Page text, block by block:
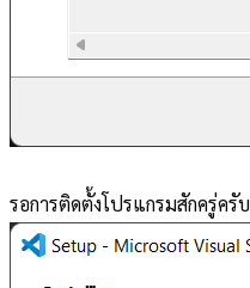
รอการติดตั้งโปรแกรมสักครู่ครับ